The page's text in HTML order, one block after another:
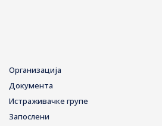
Организација
Документа
Истраживачке групе
Запослени